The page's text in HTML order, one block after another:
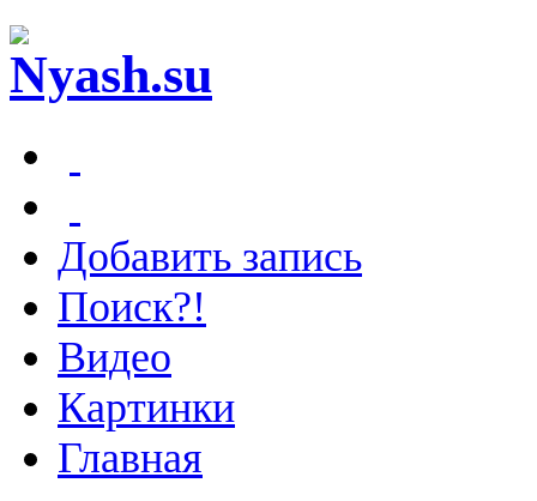
Добавить запись
Поиск?!
Видео
Картинки
Главная